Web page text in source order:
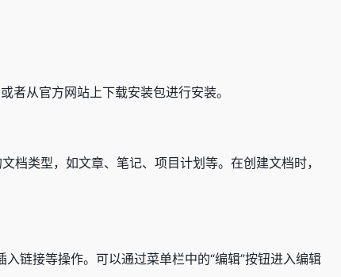
者从官方网站上下载安装包进行安装。
档类型，如文章、笔记、项目计划等。在创建文档时，
链接等操作。可以通过菜单栏中的“编辑”按钮进入编辑